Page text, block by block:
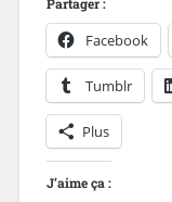
Partager :
Facebook
Tumblr
Plus
J’aime ça :